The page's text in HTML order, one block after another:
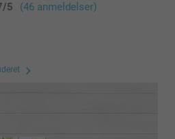
/5 (46 anmeldelser)